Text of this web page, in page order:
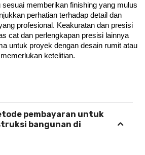
sesuai memberikan finishing yang mulus
perhatian terhadap detail dan
profesional. Keakuratan dan presisi
cat dan perlengkapan presisi lainnya
untuk proyek dengan desain rumit atau
ketelitian.
pembayaran untuk
bangunan di